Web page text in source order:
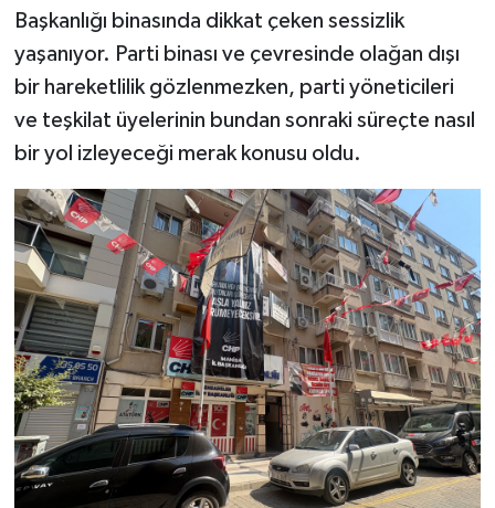
Başkanlığı binasında dikkat çeken sessizlik
yaşanıyor. Parti binası ve çevresinde olağan dışı
bir hareketlilik gözlenmezken, parti yöneticileri
ve teşkilat üyelerinin bundan sonraki süreçte nasıl
bir yol izleyeceği merak konusu oldu.